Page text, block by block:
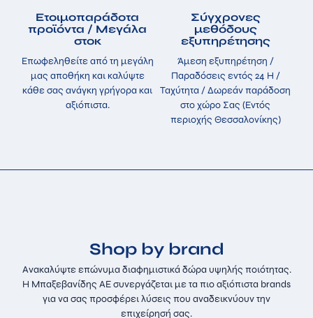
Ετοιμοπαράδοτα
προϊόντα / Μεγάλα
στοκ
Επωφεληθείτε από τη μεγάλη
μας αποθήκη και καλύψτε
κάθε σας ανάγκη γρήγορα και
αξιόπιστα.
Σύγχρονες
μεθόδους
εξυπηρέτησης
Άμεση εξυπηρέτηση /
Παραδόσεις εντός 24 H /
Ταχύτητα / Δωρεάν παράδοση
στο χώρο Σας (Εντός
περιοχής Θεσσαλονίκης)
Shop by brand
Ανακαλύψτε επώνυμα διαφημιστικά δώρα υψηλής ποιότητας.
Η Μπαξεβανίδης ΑΕ συνεργάζεται με τα πιο αξιόπιστα brands
για να σας προσφέρει λύσεις που αναδεικνύουν την
επιχείρησή σας.